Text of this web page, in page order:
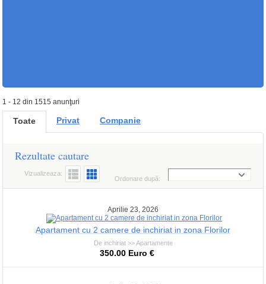
1 - 12 din 1515 anunţuri
Toate Privat Companie
Rezultate cautare
Ordonare după:
Vizualizeaza:
Aprilie 23, 2026
Apartament cu 2 camere de inchiriat in zona Florilor
De inchiriat >> Apartamente
350.00 Euro €